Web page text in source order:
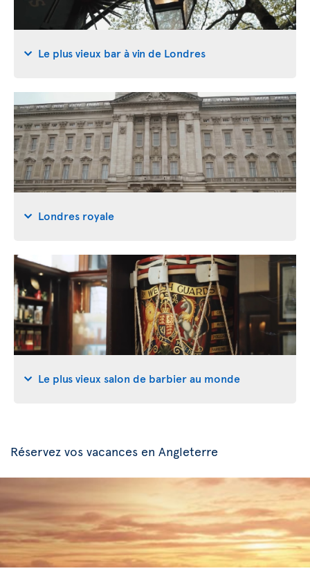
Le plus vieux bar à vin de Londres
Londres royale
Le plus vieux salon de barbier au monde
Réservez vos vacances en Angleterre